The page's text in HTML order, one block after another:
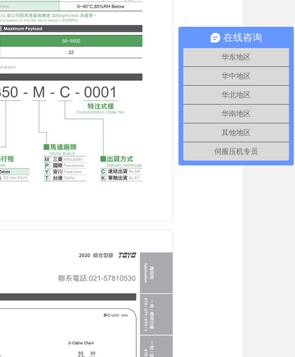
在线咨询
华东地区
华中地区
华北地区
华南地区
其他地区
伺服压机专员